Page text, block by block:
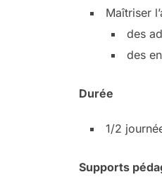
Maîtriser
des
des
Durée
1/2
Supports